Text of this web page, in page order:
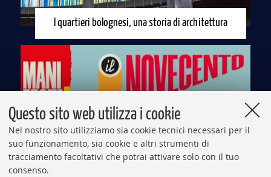
Questo sito web utilizza i cookie
Nel nostro sito utilizziamo sia cookie tecnici necessari per il
suo funzionamento, sia cookie e altri strumenti di
tracciamento facoltativi che potrai attivare solo con il tuo
consenso.
I quartieri bolognesi, una storia di architettura